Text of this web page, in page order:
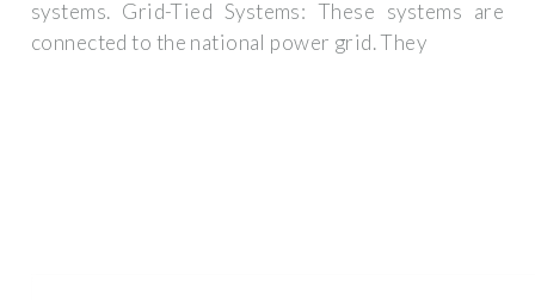
systems. Grid-Tied Systems: These systems are
connected to the national power grid. They